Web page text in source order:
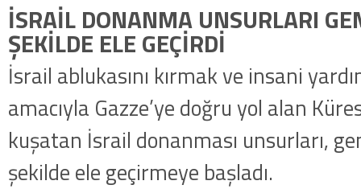
İSRAİL DONANMA UNSURLARI
ŞEKİLDE ELE GEÇİRDİ
İsrail ablukasını kırmak ve insani
amacıyla Gazze’ye doğru yol alan
kuşatan İsrail donanması unsurları,
şekilde ele geçirmeye başladı.